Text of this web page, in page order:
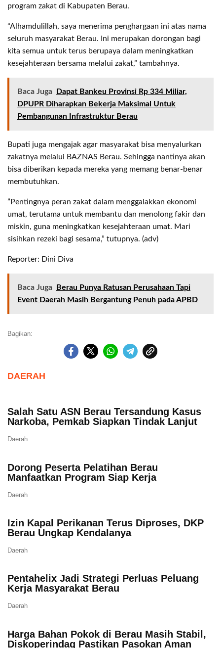
program zakat di Kabupaten Berau.
“Alhamdulillah, saya menerima penghargaan ini atas nama
seluruh masyarakat Berau. Ini merupakan dorongan bagi
kita semua untuk terus berupaya dalam meningkatkan
kesejahteraan bersama melalui zakat,” tambahnya.
Baca Juga
Dapat Bankeu Provinsi Rp 334 Miliar,
DPUPR Diharapkan Bekerja Maksimal Untuk
Pembangunan Infrastruktur Berau
Bupati juga mengajak agar masyarakat bisa menyalurkan
zakatnya melalui BAZNAS Berau. Sehingga nantinya akan
bisa diberikan kepada mereka yang memang benar-benar
membutuhkan.
”Pentingnya peran zakat dalam menggalakkan ekonomi
umat, terutama untuk membantu dan menolong fakir dan
miskin, guna meningkatkan kesejahteraan umat. Mari
sisihkan rezeki bagi sesama,” tutupnya. (adv)
Reporter: Dini Diva
Baca Juga
Berau Punya Ratusan Perusahaan Tapi
Event Daerah Masih Bergantung Penuh pada APBD
Bagikan:
DAERAH
Salah Satu ASN Berau Tersandung Kasus
Narkoba, Pemkab Siapkan Tindak Lanjut
Daerah
Dorong Peserta Pelatihan Berau
Manfaatkan Program Siap Kerja
Daerah
Izin Kapal Perikanan Terus Diproses, DKP
Berau Ungkap Kendalanya
Daerah
Pentahelix Jadi Strategi Perluas Peluang
Kerja Masyarakat Berau
Daerah
Harga Bahan Pokok di Berau Masih Stabil,
Diskoperindag Pastikan Pasokan Aman